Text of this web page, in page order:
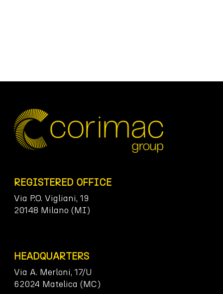
REGISTERED OFFICE
Via P.O. Vigliani, 19
20148 Milano (MI)
HEADQUARTERS
Via A. Merloni, 17/U
62024 Matelica (MC)